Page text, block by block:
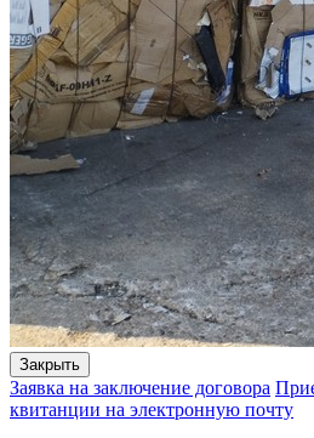
Закрыть
Заявка на заключение договора
квитанции на электронную почту